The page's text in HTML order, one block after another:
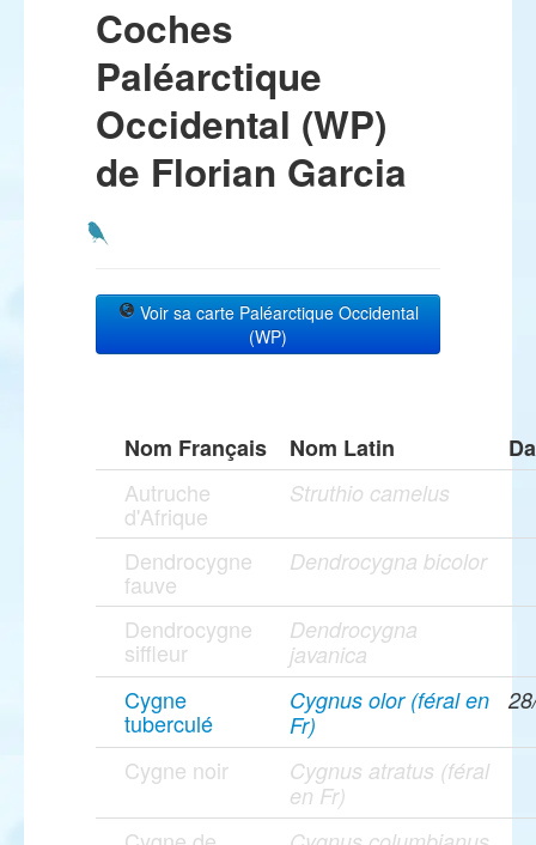
Coches
Paléarctique
Occidental (WP)
de Florian Garcia
Voir sa carte Paléarctique Occidental
(WP)
Nom Français Nom Latin
Autruche
d'Afrique
Struthio camelus
Dendrocygne
fauve
Dendrocygna bicolor
Dendrocygne
siffleur
Dendrocygna
javanica
Cygne
tuberculé
Cygnus olor (féral en
Fr)
Cygne noir
Cygnus atratus (féral
en Fr)